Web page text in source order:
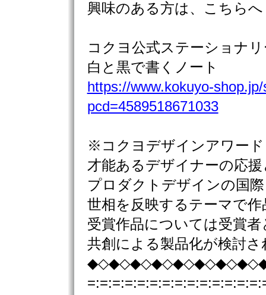
興味のある方は、こちらへ
コクヨ公式ステーショナ
白と黒で書くノート
https://www.kokuyo-
pcd=4589518671033
※コクヨデザインアワード
才能あるデザイナーの応
プロダクトデザインの国
世相を反映するテーマで作
受賞作品については受賞
共創による製品化が検討さ